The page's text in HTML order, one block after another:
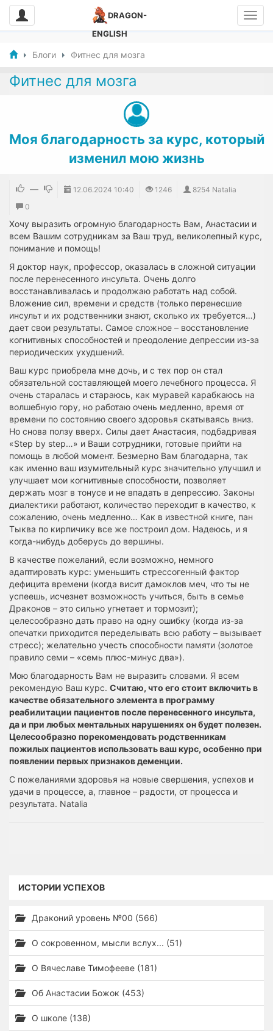
DRAGON-
ENGLISH
Блоги Фитнес для мозга
Фитнес для мозга
Моя благодарность за курс, который
изменил мою жизнь
— 12.06.2024 10:40 1246
8254 Natalia
0
Хочу выразить огромную благодарность Вам, Анастасии и
всем Вашим сотрудникам за Ваш труд, великолепный курс,
понимание и помощь!
Я доктор наук, профессор, оказалась в сложной ситуации
после перенесенного инсульта. Очень долго
восстанавливалась и продолжаю работать над собой.
Вложение сил, времени и средств (только перенесшие
инсульт и их родственники знают, сколько их требуется…)
дает свои результаты. Самое сложное – восстановление
когнитивных способностей и преодоление депрессии из-за
периодических ухудшений.
Ваш курс приобрела мне дочь, и с тех пор он стал
обязательной составляющей моего лечебного процесса. Я
очень старалась и стараюсь, как муравей карабкаюсь на
волшебную гору, но работаю очень медленно, время от
времени по состоянию своего здоровья скатываясь вниз.
Но снова ползу вверх. Силы дает Анастасия, подбадривая
«Step by step…» и Ваши сотрудники, готовые прийти на
помощь в любой момент. Безмерно Вам благодарна, так
как именно ваш изумительный курс значительно улучшил и
улучшает мои когнитивные способности, позволяет
держать мозг в тонусе и не впадать в депрессию. Законы
диалектики работают, количество переходит в качество, к
сожалению, очень медленно… Как в известной книге, пан
Тыква по кирпичику все же построил дом. Надеюсь, и я
когда-нибудь доберусь до вершины.
В качестве пожеланий, если возможно, немного
адаптировать курс: уменьшить стрессогенный фактор
дефицита времени (когда висит дамоклов меч, что ты не
успеешь, исчезнет возможность учиться, быть в семье
Драконов – это сильно угнетает и тормозит);
целесообразно дать право на одну ошибку (когда из-за
опечатки приходится переделывать всю работу – вызывает
стресс); желательно учесть способности памяти (золотое
правило семи – «семь плюс-минус два»).
Мою благодарность Вам не выразить словами. Я всем
рекомендую Ваш курс. Считаю, что его стоит включить в
качестве обязательного элемента в программу
реабилитации пациентов после перенесенного инсульта,
да и при любых ментальных нарушениях он будет полезен.
Целесообразно порекомендовать родственникам
пожилых пациентов использовать ваш курс, особенно при
появлении первых признаков деменции.
С пожеланиями здоровья на новые свершения, успехов и
удачи в процессе, а, главное – радости, от процесса и
результата. Natalia
ИСТОРИИ УСПЕХОВ
Драконий уровень №00 (566)
О сокровенном, мысли вслух... (51)
О Вячеславе Тимофееве (181)
Об Анастасии Божок (453)
О школе (138)